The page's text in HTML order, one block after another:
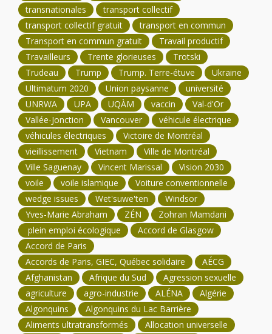
transnationales
transport collectif
transport collectif gratuit
transport en commun
Transport en commun gratuit
Travail productif
Travailleurs
Trente glorieuses
Trotski
Trudeau
Trump Trump. Terre-étuve
Ukraine
Ultimatum 2020
Union paysanne
université
UNRWA
UPA UQÀM vaccin
Val-d'Or
Vallée-Jonction
Vancouver
véhicule électrique
véhicules électriques
Victoire de Montréal
vieillissement
Vietnam
Ville de Montréal
Ville Saguenay
Vincent Marissal
Vision 2030
voile
voile islamique
Voiture conventionnelle
wedge issues
Wet'suwe'ten
Windsor
Yves-Marie Abraham
ZÉN
Zohran Mamdani
plein emploi écologique
Accord de Glasgow
Accord de Paris
Accords de Paris, GIEC, Québec solidaire
AÉCG
Afghanistan
Afrique du Sud
Agression sexuelle
agriculture
agro-industrie ALÉNA
Algérie
Algonquins
Algonquins du Lac Barrière
Aliments ultratransformés
Allocation universelle